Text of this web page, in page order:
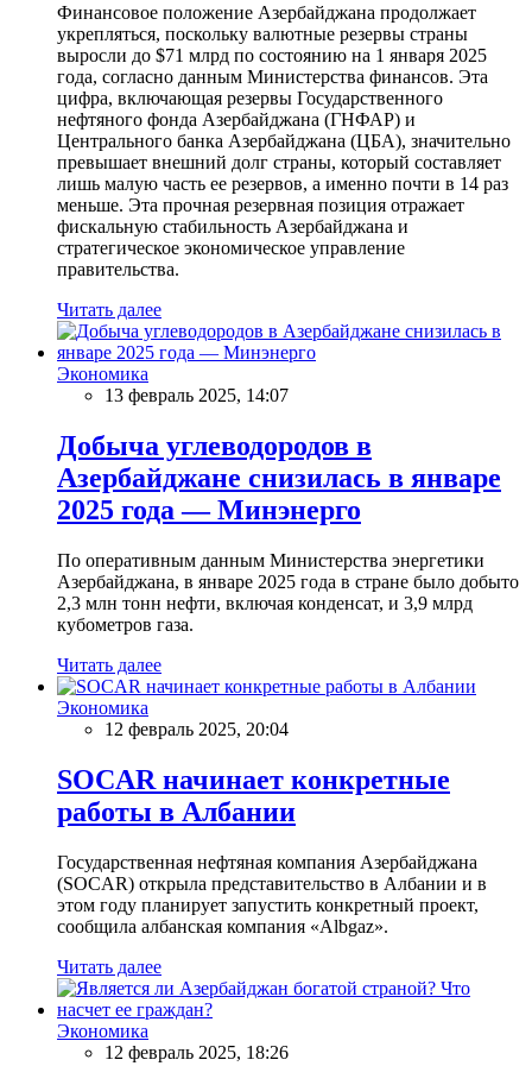
Финансовое положение Азербайджана продолжает
укрепляться, поскольку валютные резервы страны
выросли до $71 млрд по состоянию на 1 января 2025
года, согласно данным Министерства финансов. Эта
цифра, включающая резервы Государственного
нефтяного фонда Азербайджана (ГНФАР) и
Центрального банка Азербайджана (ЦБА), значительно
превышает внешний долг страны, который составляет
лишь малую часть ее резервов, а именно почти в 14 раз
меньше. Эта прочная резервная позиция отражает
фискальную стабильность Азербайджана и
стратегическое экономическое управление
правительства.
Читать далее
Экономика
13 февраль 2025, 14:07
Добыча углеводородов в
Азербайджане снизилась в январе
2025 года — Минэнерго
По оперативным данным Министерства энергетики
Азербайджана, в январе 2025 года в стране было добыто
2,3 млн тонн нефти, включая конденсат, и 3,9 млрд
кубометров газа.
Читать далее
Экономика
12 февраль 2025, 20:04
SOCAR начинает конкретные
работы в Албании
Государственная нефтяная компания Азербайджана
(SOCAR) открыла представительство в Албании и в
этом году планирует запустить конкретный проект,
сообщила албанская компания «Albgaz».
Читать далее
Экономика
12 февраль 2025, 18:26